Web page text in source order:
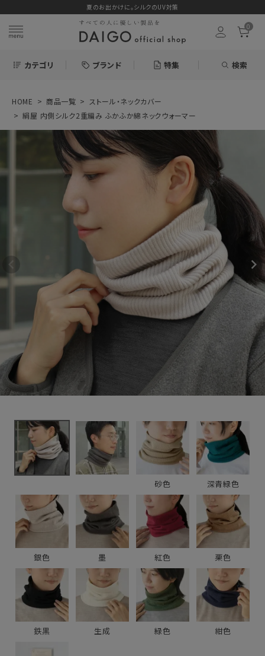
夏のお出かけに。シルクのUV対策
0
カテゴリ ブランド 特集 検索
search
ログイン お気に入り
2,970円
新着＆再入荷商品
カテゴリーから探す
ギフトを探す
特集
読み物
ログアウト
HOME 商品一覧
ストール・ネックカバー
絹屋 内側シルク2重編み ふかふか綿ネックウォーマー
砂色 深青緑色
銀色 墨 紅色 栗色
鉄黒 生成 緑色 紺色